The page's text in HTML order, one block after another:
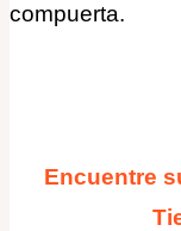
compuerta.
Encuentre